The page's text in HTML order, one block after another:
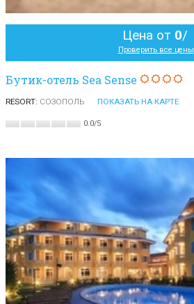
Цена от 0/
Проверить все цены
Бутик-отель Sea Sense
RESORT: СОЗОПОЛЬ ПОКАЗАТЬ НА КАРТЕ
0.0/5